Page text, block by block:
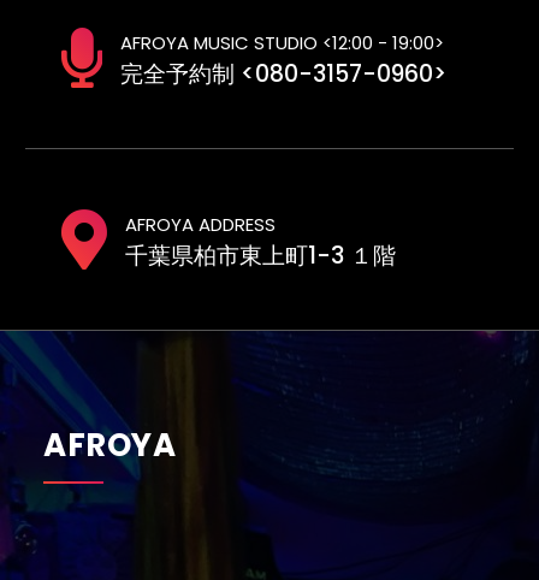
AFROYA MUSIC STUDIO <12:00 - 19:00>
完全予約制 <080-3157-0960>
AFROYA ADDRESS
千葉県柏市東上町1-3 １階
AFROYA